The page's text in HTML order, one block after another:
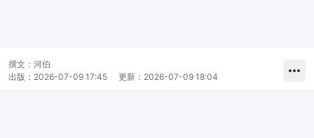
撰文： 河伯
出版： 2026-07-09 17:45 更新： 2026-07-09 18:04